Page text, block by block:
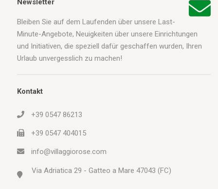
Newsletter
Bleiben Sie auf dem Laufenden über unsere Last-
Minute-Angebote, Neuigkeiten über unsere Einrichtungen
und Initiativen, die speziell dafür geschaffen wurden, Ihren
Urlaub unvergesslich zu machen!
Kontakt
+39 0547 86213
+39 0547 404015
info@villaggiorose.com
Via Adriatica 29 - Gatteo a Mare 47043 (FC)